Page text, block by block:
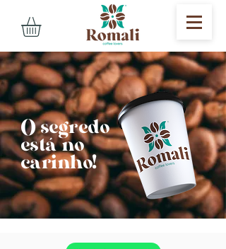
O segredo
está no
carinho!